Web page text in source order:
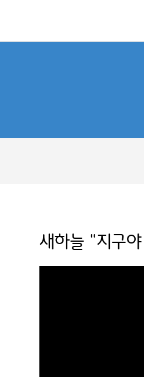
새하늘 "지구